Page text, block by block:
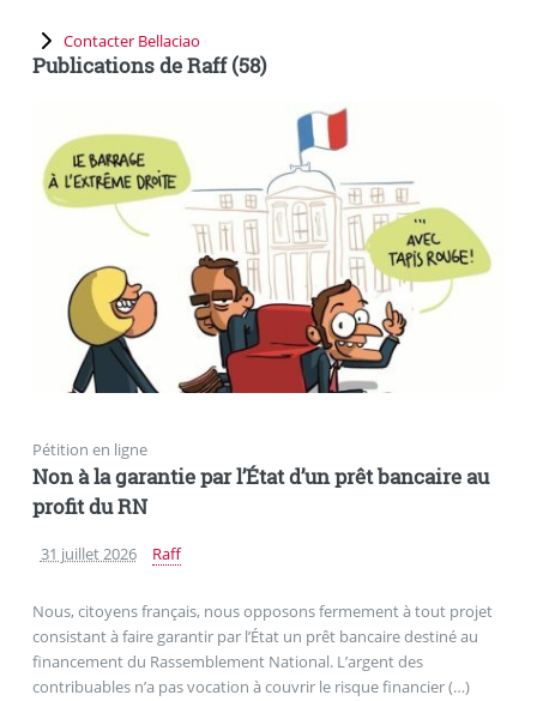
Contacter Bellaciao
Publications de Raff (58)
Pétition en ligne
Non à la garantie par l’État d’un prêt bancaire au
profit du RN
31 juillet 2026 Raff
Nous, citoyens français, nous opposons fermement à tout projet
consistant à faire garantir par l’État un prêt bancaire destiné au
financement du Rassemblement National. L’argent des
contribuables n’a pas vocation à couvrir le risque financier (…)